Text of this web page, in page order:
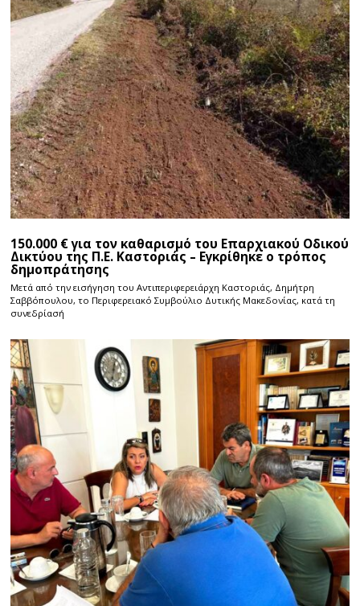
150.000 € για τον καθαρισμό του Επαρχιακού Οδικού
Δικτύου της Π.Ε. Καστοριάς – Εγκρίθηκε ο τρόπος
δημοπράτησης
Μετά από την εισήγηση του Αντιπεριφερειάρχη Καστοριάς, Δημήτρη
Σαββόπουλου, το Περιφερειακό Συμβούλιο Δυτικής Μακεδονίας, κατά τη
συνεδρίασή